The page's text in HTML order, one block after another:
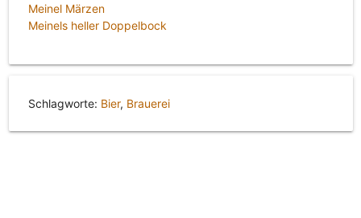
Meinel Märzen
Meinels heller Doppelbock
Schlagworte: Bier, Brauerei